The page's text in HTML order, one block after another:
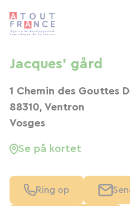
Jacques' gård
1 Chemin des Gouttes
88310, Ventron
Vosges
Se på kortet
Ring op